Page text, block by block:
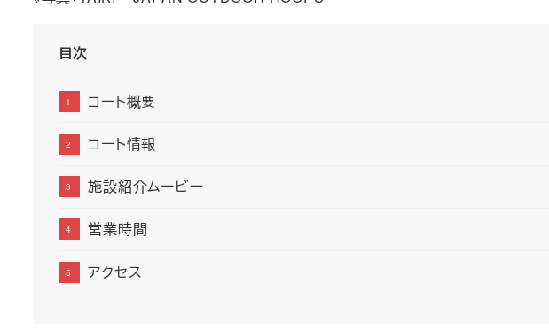
目次
コート概要
コート情報
施設紹介ムービー
営業時間
アクセス